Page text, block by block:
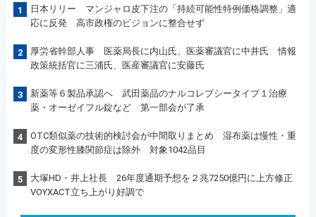
1
日本リリー マンジャロ皮下注の「持続可能性特例価格調整」適
応に反発 高市政権のビジョンに整合せず
2
厚労省幹部人事 医薬局長に内山氏、医薬審議官に中井氏 情報
政策統括官に三浦氏、医産審議官に安藤氏
3
新薬等６製品承認へ 武田薬品のナルコレプシータイプ１治療
薬・オーゼイフル錠など 第一部会が了承
4
OTC類似薬の技術的検討会が中間取りまとめ 湿布薬は慢性・重
度の変形性膝関節症は除外 対象1042品目
5
大塚HD・井上社長 26年度通期予想を２兆7250億円に上方修正
VOYXACT立ち上がり好調で